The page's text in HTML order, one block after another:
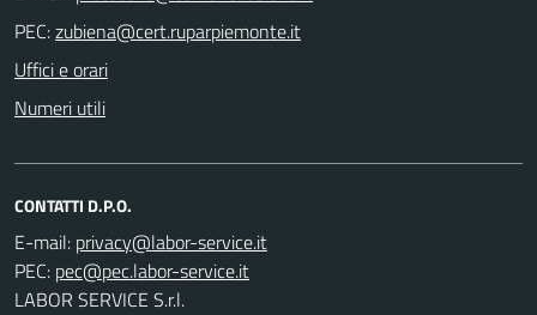
PEC:
Uffici e orari
Numeri utili
CONTATTI D.P.O.
E-mail:
PEC:
LABOR SERVICE S.r.l.